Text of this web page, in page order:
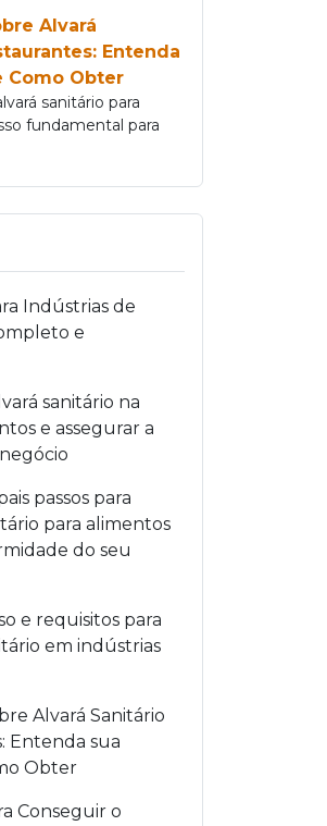
Alvará
Entenda
Como Obter
sanitário para
fundamental para
Indústrias de
e
sanitário na
e assegurar a
passos para
para alimentos
do seu
e requisitos para
em indústrias
Alvará Sanitário
Entenda sua
Obter
Conseguir o